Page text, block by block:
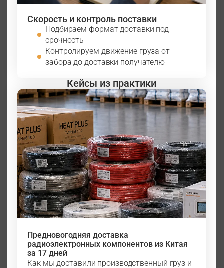
Скорость и контроль поставки
Подбираем формат доставки под
срочность
Контролируем движение груза от
забора до доставки получателю
Кейсы из практики
Предновогодняя доставка
радиоэлектронных компонентов из Китая
за 17 дней
Как мы доставили производственный груз и